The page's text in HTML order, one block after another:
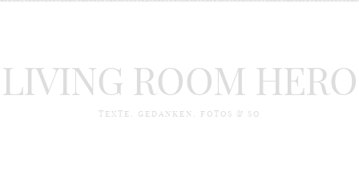
LIVING ROOM HERO
TEXTE, GEDANKEN, FOTOS & SO